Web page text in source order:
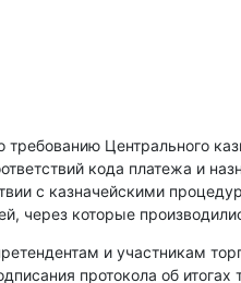
требованию Центрального
кода платежа и
с казначейскими
через которые
и участникам
протокола об итогах